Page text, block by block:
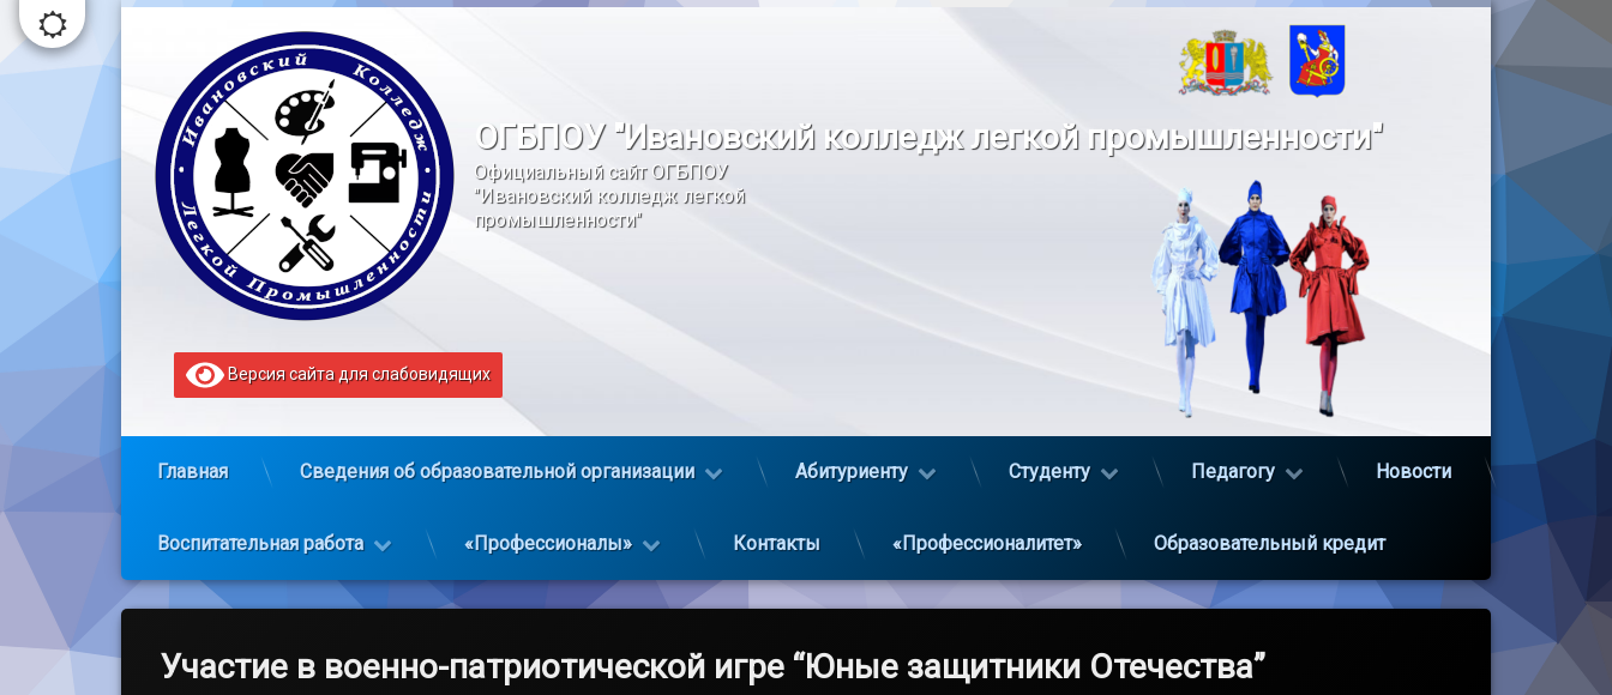
Перейти
содержимому
ОГБПОУ "Ивановский колледж легкой промышленности"
Официальный сайт ОГБПОУ
"Ивановский колледж легкой
промышленности"
Версия сайта для слабовидящих
Главная Сведения об образовательной организации Абитуриенту Студенту Педагогу Новости
Воспитательная работа «Профессионалы» Контакты «Профессионалитет» Образовательный кредит
Участие в военно-патриотической игре “Юные защитники Отечества”